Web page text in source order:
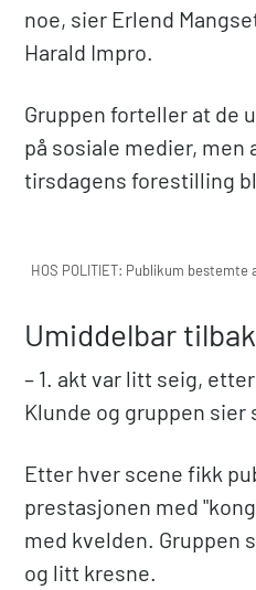
noe, sier Erlend
Harald Impro.
Gruppen forteller at de
på sosiale medier,
tirsdagens forestilling
HOS POLITIET: Publikum
Umiddelbar
– 1. akt var litt seig,
Klunde og gruppen sier
Etter hver scene fikk
prestasjonen med
med kvelden. Gruppen
og litt kresne.